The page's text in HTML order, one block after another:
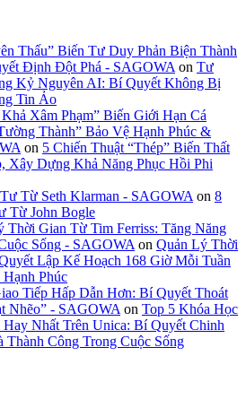
Thấu” Biến Tư Duy Phản Biện Thành
Định Đột Phá - SAGOWA on Tư
Kỷ Nguyên AI: Bí Quyết Không Bị
Tin Ảo
Xâm Phạm” Biến Giới Hạn Cá
Thành” Bảo Vệ Hạnh Phúc &
on 5 Chiến Thuật “Thép” Biến Thất
Xây Dựng Khả Năng Phục Hồi Phi
Từ Seth Klarman - SAGOWA on 8
Từ John Bogle
Thời Gian Từ Tim Ferriss: Tăng Năng
Sống - SAGOWA on Quản Lý Thời
Lập Kế Hoạch 168 Giờ Mỗi Tuần
Phúc
Tiếp Hấp Dẫn Hơn: Bí Quyết Thoát
Nhẽo” - SAGOWA on Top 5 Khóa Học
Nhất Trên Unica: Bí Quyết Chinh
Công Trong Cuộc Sống